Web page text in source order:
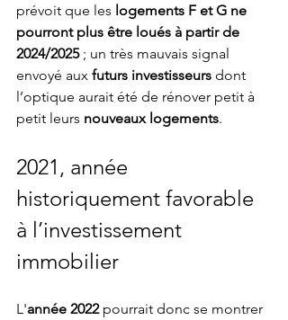
prévoit que les logements F et G ne
pourront plus être loués à partir de
2024/2025 ; un très mauvais signal
envoyé aux futurs investisseurs dont
l’optique aurait été de rénover petit à
petit leurs nouveaux logements.
2021, année
historiquement favorable
à l’investissement
immobilier
L'année 2022 pourrait donc se montrer